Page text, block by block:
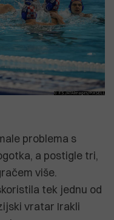
problema s
a postigle tri,
više.
tek jednu od
vratar Irakli